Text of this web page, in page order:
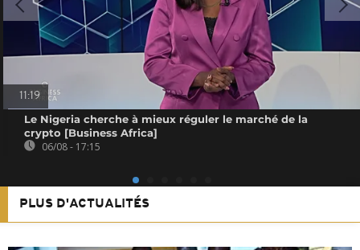
11:19
Le Nigeria cherche à mieux réguler le marché de la
crypto [Business Africa]
06/08 - 17:15
PLUS D'ACTUALITÉS